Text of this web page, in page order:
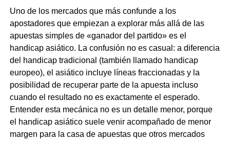
El segundo fichaje del Barça، aún más inesperado، fue el
de Karim Adeyemi، procedente del Dortmund. El acuerdo
ya se ha hecho público oficialmente، este veloz delantero
de 24 años ha firmado un contrato a largo plazo con el FC
Barcelona. El importe del traspaso resulta muy atractivo
para un club de primera categoría: €22 millones en pagos
garantizados y otros €7 millones en bonificaciones.
¿Por qué necesita Flick a Adeyemi si ya cuenta con
tantos extremos estrella en la plantilla? La respuesta está
en la flexibilidad táctica. Karim no es un extremo al uso.
Uno de los mercados que más confunde a los
apostadores que empiezan a explorar más allá de las
apuestas simples de «ganador del partido» es el
handicap asiático. La confusión no es casual: a diferencia
del handicap tradicional (también llamado handicap
europeo), el asiático incluye líneas fraccionadas y la
posibilidad de recuperar parte de la apuesta incluso
cuando el resultado no es exactamente el esperado.
Entender esta mecánica no es un detalle menor, porque
el handicap asiático suele venir acompañado de menor
margen para la casa de apuestas que otros mercados